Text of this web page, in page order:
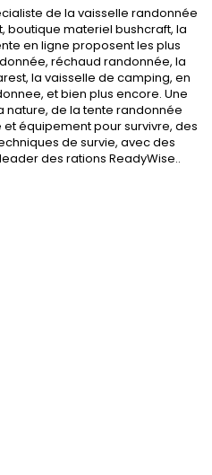
de la vaisselle randonnée
boutique materiel bushcraft, la
en ligne proposent les plus
réchaud randonnée, la
la vaisselle de camping, en
, et bien plus encore. Une
nature, de latente randonnée
équipement pour survivre, des
de survie, avec des
des rations ReadyWise..